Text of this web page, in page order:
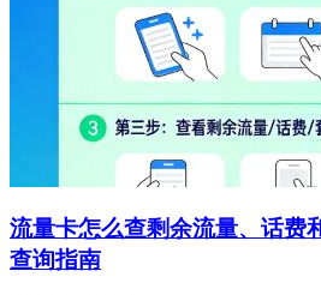
流量卡怎么查剩余流量、话费
查询指南